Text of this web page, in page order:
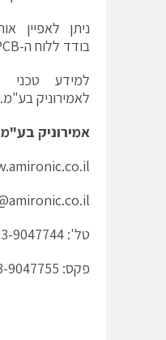
בודד ללוח ה-PCB.
למידע טכני
לאמירוניק בע"מ.
אמירוניק בע"מ
טל': 03-9047744
פקס: 03-9047755